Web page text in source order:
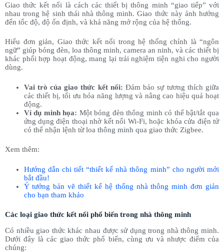
Giao thức kết nối là cách các thiết bị thông minh “giao tiếp” với
nhau trong hệ sinh thái nhà thông minh. Giao thức này ảnh hưởng
đến tốc độ, độ ổn định, và khả năng mở rộng của hệ thống.
Hiểu đơn giản, Giao thức kết nối trong hệ thống chính là “ngôn
ngữ” giúp bóng đèn, loa thông minh, camera an ninh, và các thiết bị
khác phối hợp hoạt động, mang lại trải nghiệm tiện nghi cho người
dùng.
Vai trò của giao thức kết nối: Đảm bảo sự tương thích giữa
các thiết bị, tối ưu hóa năng lượng và nâng cao hiệu quả hoạt
động.
Ví dụ minh họa: Một bóng đèn thông minh có thể bật/tắt qua
ứng dụng điện thoại nhờ kết nối Wi-Fi, hoặc khóa cửa điện tử
có thể nhận lệnh từ loa thông minh qua giao thức Zigbee.
Xem thêm:
Hướng dẫn chi tiết “thiết kế nhà thông minh” cho người mới
bắt đầu!
Ý tưởng bản vẽ thiết kế hệ thống nhà thông minh đơn giản
cho bạn tham khảo
Các loại giao thức kết nối phổ biến trong nhà thông minh
Có nhiều giao thức khác nhau được sử dụng trong nhà thông minh.
Dưới đây là các giao thức phổ biến, cùng ưu và nhược điểm của
chúng: